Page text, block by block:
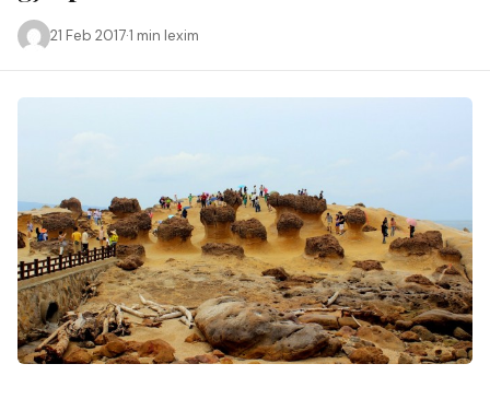
21 Feb 2017·1 min lexim